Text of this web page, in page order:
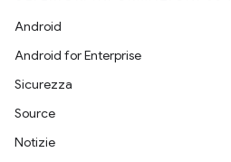
Android
Android for Enterprise
Sicurezza
Source
Notizie